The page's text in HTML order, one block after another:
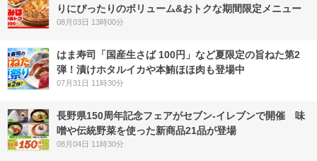
りにぴったりのボリューム&おトクな期間限定メニュー
08月03日 13時00分
はま寿司「国産生さば 100円」など夏限定の旨ねた第2
弾！漬けホタルイカや本鮪ほほ肉も登場中
07月31日 11時30分
長野県150周年記念フェアがセブン-イレブンで開催 味
噌や伝統野菜を使った新商品21品が登場
08月04日 11時30分